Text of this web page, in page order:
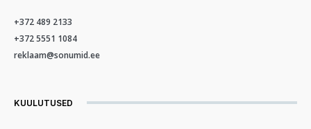
+372 489 2133
+372 5551 1084
reklaam@sonumid.ee
KUULUTUSED